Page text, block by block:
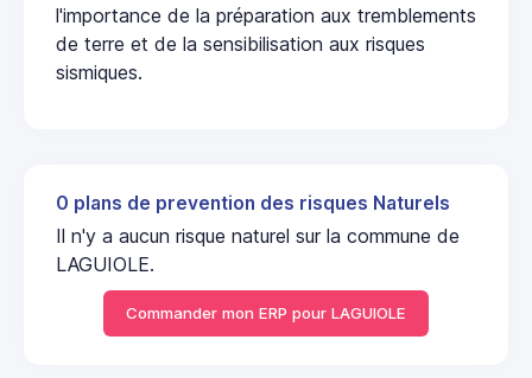
l'importance de la préparation aux tremblements
de terre et de la sensibilisation aux risques
sismiques.
0 plans de prevention des risques Naturels
Il n'y a aucun risque naturel sur la commune de
LAGUIOLE.
Commander mon ERP pour LAGUIOLE